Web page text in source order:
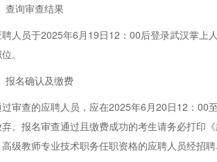
查询审查结果
聘人员于2025年6月19日12：00后登录武汉掌上
。
报名确认及缴费
审查的应聘人员，应在2025年6月20日12：00
弃。报名审查通过且缴费成功的考生请务必打印
级教师专业技术职务任职资格的应聘人员经招